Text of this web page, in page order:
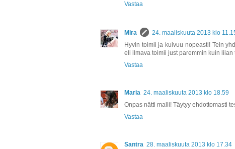
Vastaa
Mira
24. maaliskuuta 2013 klo
Hyvin toimii ja kuivuu nopeasti! Tein
eli ilmava toimii just paremmin kuin liian
Vastaa
Maria 24. maaliskuuta 2013 klo 18.59
Onpas nätti malli! Täytyy ehdottomasti
Vastaa
Santra 28. maaliskuuta 2013 klo 17.34